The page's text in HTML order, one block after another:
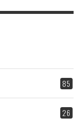
85
26